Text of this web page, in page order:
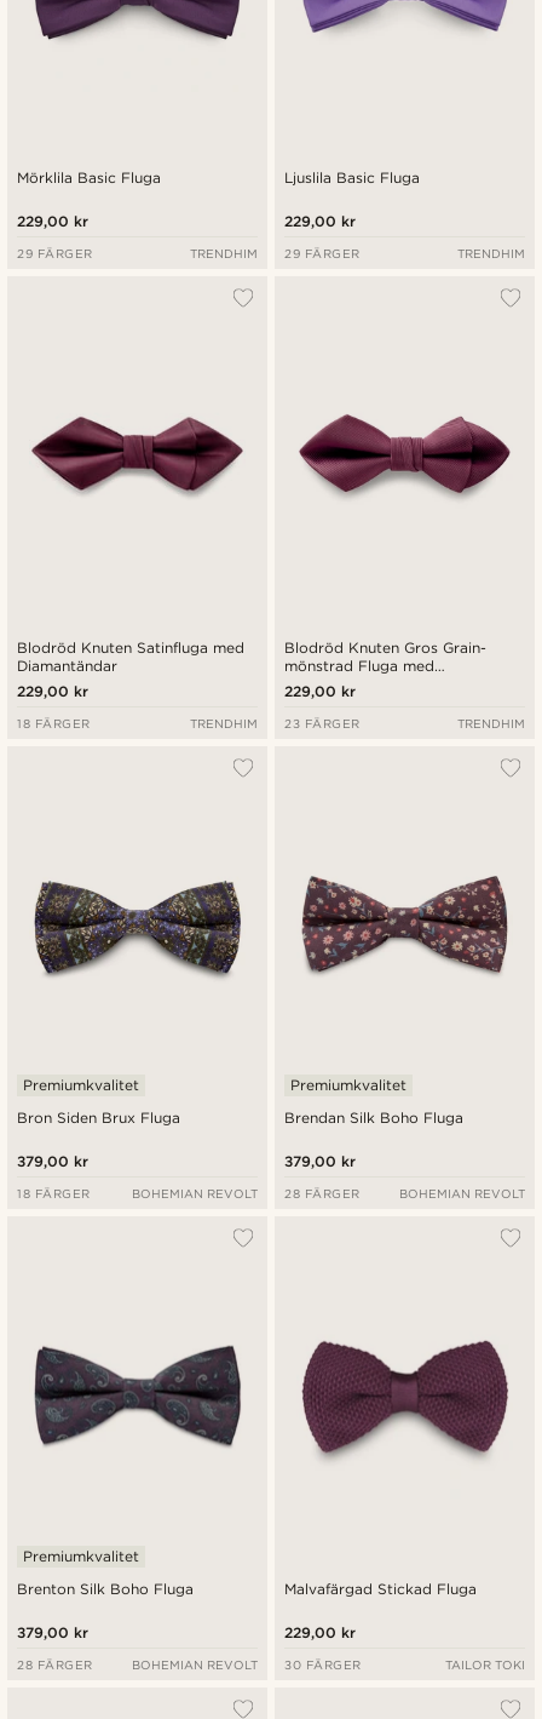
Mörklila Basic Fluga
229,00 kr
29 FÄRGER TRENDHIM
Ljuslila Basic Fluga
229,00 kr
29 FÄRGER TRENDHIM
Blodröd Knuten Satinfluga med
Diamantändar
229,00 kr
18 FÄRGER TRENDHIM
Blodröd Knuten Gros Grain-
mönstrad Fluga med
Diamantändar
229,00 kr
23 FÄRGER TRENDHIM
Bron Siden Brux Fluga
Premiumkvalitet
379,00 kr
18 FÄRGER BOHEMIAN REVOLT
Brendan Silk Boho Fluga
Premiumkvalitet
379,00 kr
28 FÄRGER BOHEMIAN REVOLT
Brenton Silk Boho Fluga
Premiumkvalitet
379,00 kr
28 FÄRGER BOHEMIAN REVOLT
Malvafärgad Stickad Fluga
229,00 kr
30 FÄRGER TAILOR TOKI